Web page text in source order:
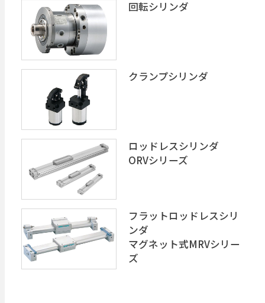
回転シリンダ
クランプシリンダ
ロッドレスシリンダ
ORVシリーズ
フラットロッドレスシリ
ンダ
マグネット式MRVシリー
ズ